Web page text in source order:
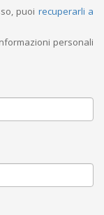
puoi recuperarli a
personali